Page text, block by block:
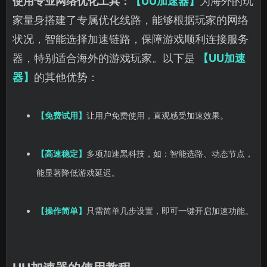
家量身搭建了专属优化线路，能够根据玩家的网络
状况，智能选择加速链路，保障游戏顺利连接服务
器，特别适合海外的游戏玩家。以下是
【UU加速
器】 的其他优势：
【免费试用】 让用户免费使用，直观感受加速效果。
【高速稳定】 多项加速黑科技，如：智能选路、动态节点，
能显著降低游戏延迟。
【操作简单】 只需简单几步设置，即可一键开启加速功能。